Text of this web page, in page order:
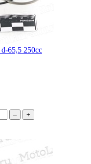
65,5 250сc
– +